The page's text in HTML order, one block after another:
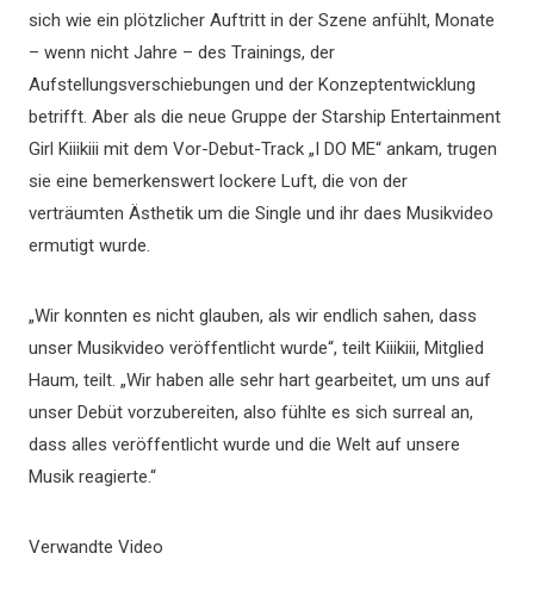
sich wie ein plötzlicher Auftritt in der Szene anfühlt, Monate
– wenn nicht Jahre – des Trainings, der
Aufstellungsverschiebungen und der Konzeptentwicklung
betrifft. Aber als die neue Gruppe der Starship Entertainment
Girl Kiiikiii mit dem Vor-Debut-Track „I DO ME“ ankam, trugen
sie eine bemerkenswert lockere Luft, die von der
verträumten Ästhetik um die Single und ihr daes Musikvideo
ermutigt wurde.
„Wir konnten es nicht glauben, als wir endlich sahen, dass
unser Musikvideo veröffentlicht wurde“, teilt Kiiikiii, Mitglied
Haum, teilt. „Wir haben alle sehr hart gearbeitet, um uns auf
unser Debüt vorzubereiten, also fühlte es sich surreal an,
dass alles veröffentlicht wurde und die Welt auf unsere
Musik reagierte.“
Verwandte Video